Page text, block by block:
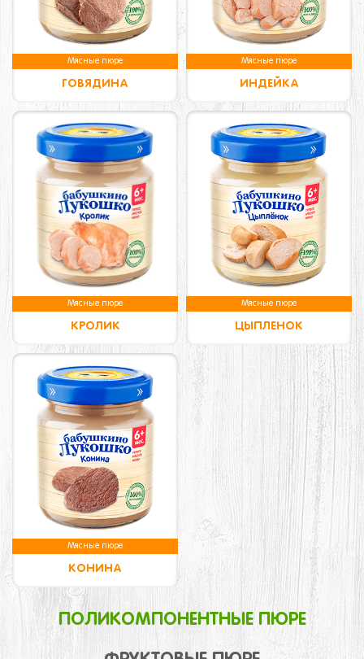
Мясные пюре
ГОВЯДИНА
Мясные пюре
ИНДЕЙКА
Мясные пюре
КРОЛИК
Мясные пюре
ЦЫПЛЕНОК
Мясные пюре
КОНИНА
ПОЛИКОМПОНЕНТНЫЕ ПЮРЕ